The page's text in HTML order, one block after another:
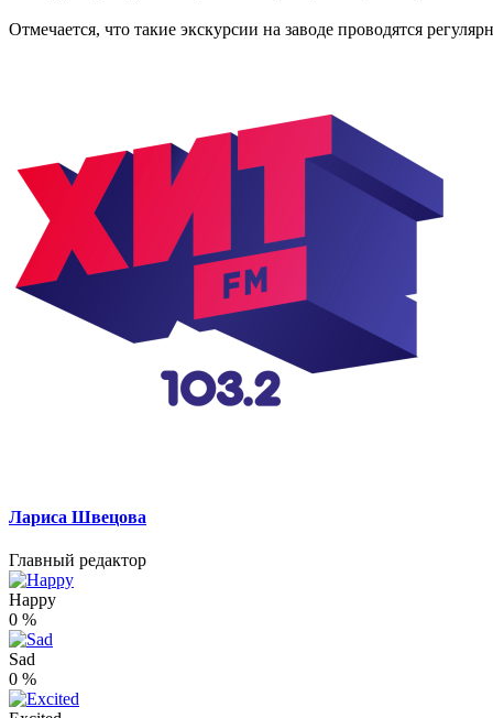
Отмечается, что такие экскурсии на заводе проводятся
Лариса Швецова
Главный редактор
Happy
0 %
Sad
0 %